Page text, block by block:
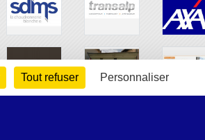
Tout refuser Personnaliser